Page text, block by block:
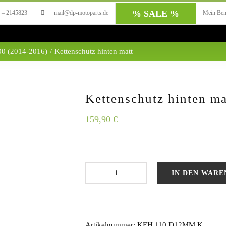
– 2145823 mail@dp-motoparts.de % SALE % Mein
(2014-2016) / Kettenschutz hinten matt
Kettenschutz hinten
159,90 €
IN DEN